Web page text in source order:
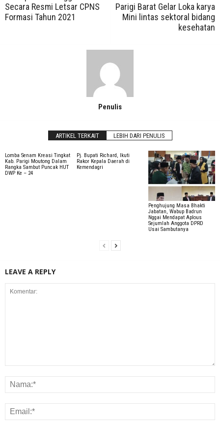
Secara Resmi Letsar CPNS
Formasi Tahun 2021
Parigi Barat Gelar Loka karya
Mini lintas sektoral bidang
kesehatan
Penulis
ARTIKEL TERKAIT LEBIH DARI PENULIS
Lomba Senam Kreasi Tingkat
Kab. Parigi Moutong Dalam
Rangka Sambut Puncak HUT
DWP Ke – 24
Pj. Bupati Richard, Ikuti
Rakor Kepala Daerah di
Kemendagri
Penghujung Masa Bhakti
Jabatan, Wabup Badrun
Nggai Mendapat Aplous
Sejumlah Anggota DPRD
Usai Sambutanya
LEAVE A REPLY